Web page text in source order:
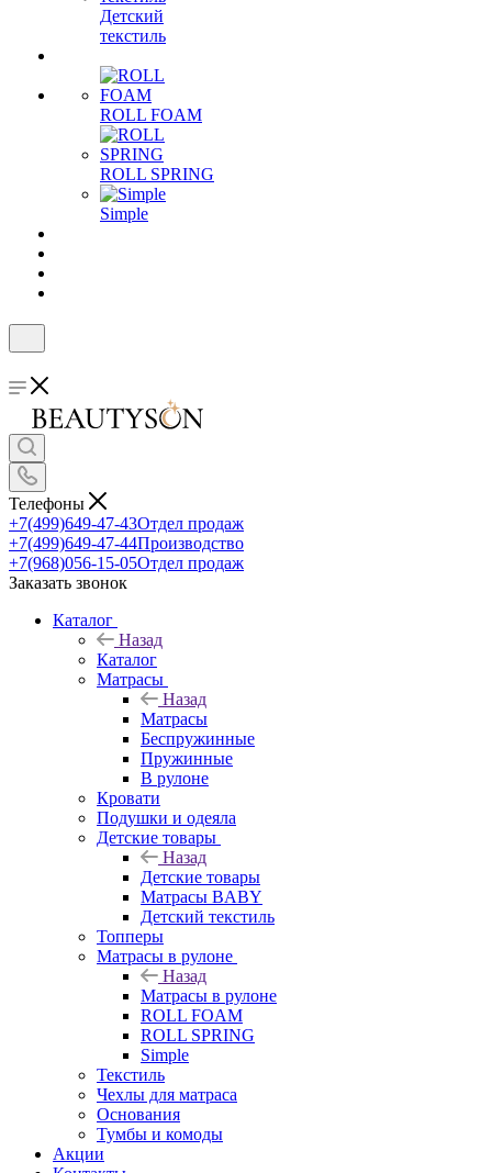
Детский
текстиль
ROLL FOAM
ROLL SPRING
Simple
Телефоны
+7(499)649-47-43Отдел продаж
+7(499)649-47-44Производство
+7(968)056-15-05Отдел продаж
Заказать звонок
Каталог
Назад
Каталог
Матрасы
Назад
Матрасы
Беспружинные
Пружинные
В рулоне
Кровати
Подушки и одеяла
Детские товары
Назад
Детские товары
Матрасы BABY
Детский текстиль
Топперы
Матрасы в рулоне
Назад
Матрасы в рулоне
ROLL FOAM
ROLL SPRING
Simple
Текстиль
Чехлы для матраса
Основания
Тумбы и комоды
Акции